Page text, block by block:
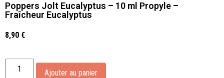
Poppers Jolt Eucalyptus – 10 ml Propyle –
Fraîcheur Eucalyptus
8,90 €
Ajouter au panier